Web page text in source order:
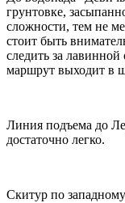
грунтовке,
сложности, тем не
стоит быть
следить за
маршрут выходит в
Линия подъема до
достаточно легко.
Скитур по